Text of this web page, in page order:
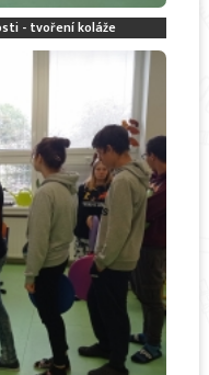
- tvoření koláže